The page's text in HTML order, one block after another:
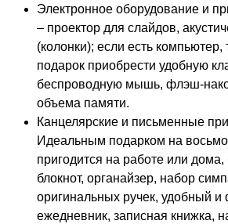
Электронное оборудование и
– проектор для слайдов,
(колонки); если есть
подарок приобрести удобную
беспроводную мышь, флэш-
объема памяти.
Канцелярские и письменные
Идеальным подарком на
пригодится на работе или дома,
блокнот, органайзер, набор
оригинальных ручек, удобный и
ежедневник, записная книжка,